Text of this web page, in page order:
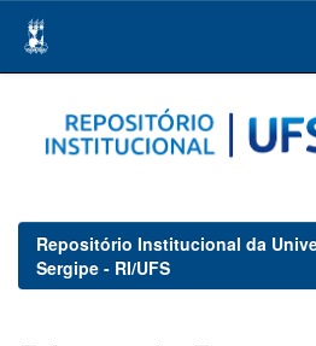
navigation
Repositório Institucional da
Sergipe - RI/UFS